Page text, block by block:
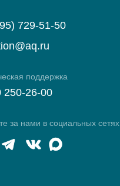
729-51-50
поддержка
250-26-00
за нами в социальных сетях